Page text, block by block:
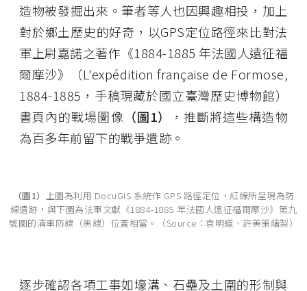
造物被發掘出來。筆者等人也因興趣相投，加上
對於鄉土歷史的好奇，以GPS定位路徑來比對法
軍上尉嘉諾之著作《1884-1885 年法國人遠征福
爾摩沙》（L'expédition française de Formose,
1884-1885，手稿現藏於國立臺灣歷史博物館）
書頁內的戰場圖像 （圖1）
，推斷將這些構造物
為百多年前留下的戰爭遺跡。
（圖1） 上圖為利用 DocuGIS 系統作 GPS 路徑定位，紅線所呈現為防
線遺跡，與下圖為法軍文獻《1884-1885 年法國人遠征福爾摩沙》第九
號圖的清軍防線（黑線）位置相當。（Source：袁明道、許美策繪製）
逐步確認各項工事如壕溝、石壘及土圍的形制與